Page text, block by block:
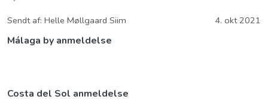
Sendt af: Helle Møllgaard Siim 4. okt 2021
Málaga by anmeldelse
Costa del Sol anmeldelse